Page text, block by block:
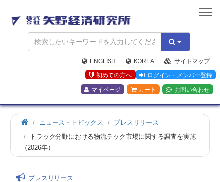
矢
野
経
済
研
究
所
ENGLISH KOREA
サイトマップ
初めての方へ
ログイン・メンバー登録
マイページ カート お問い合わせ
ニュース・トピックス
プレスリリース
トラック分野における物流テック市場に関する調査を実施
（2026年）
プレスリリース